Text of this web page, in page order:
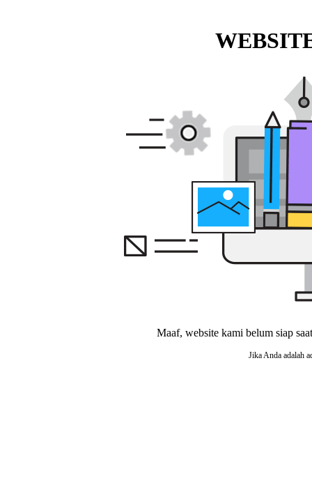
Maaf, website kami belum siap
Jika Anda adalah